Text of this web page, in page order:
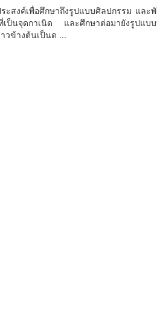
ะสงค์เพื่อศึกษาถึงรูปแบบศิลปกรรม แล
ที่เป็นจุดกาเนิด และศึกษาต่อมายังรูป
วข้างต้นเป็นด ...